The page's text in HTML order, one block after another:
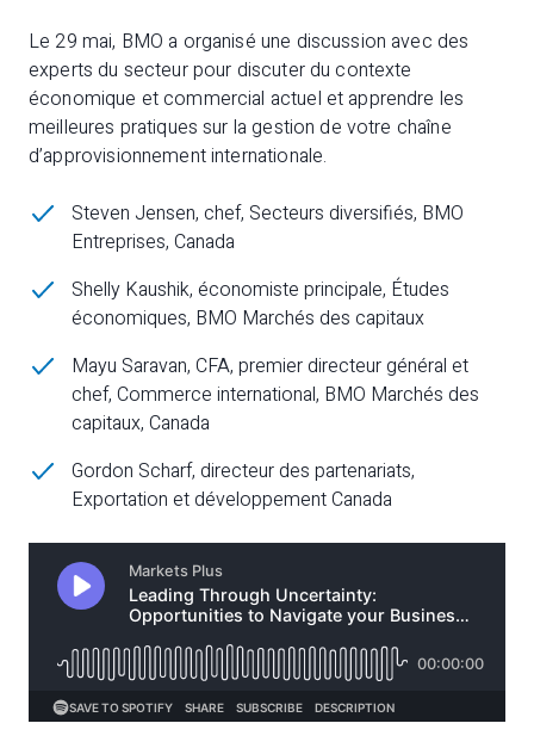
Le 29 mai, BMO a organisé une discussion avec des
experts du secteur pour discuter du contexte
économique et commercial actuel et apprendre les
meilleures pratiques sur la gestion de votre chaîne
d’approvisionnement internationale.
Steven Jensen, chef, Secteurs diversifiés, BMO
Entreprises, Canada
Shelly Kaushik, économiste principale, Études
économiques, BMO Marchés des capitaux
Mayu Saravan, CFA, premier directeur général et
chef, Commerce international, BMO Marchés des
capitaux, Canada
Gordon Scharf, directeur des partenariats,
Exportation et développement Canada